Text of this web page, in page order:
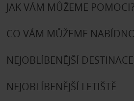
JAK VÁM MŮŽEME POMOCI?
CO VÁM MŮŽEME
NEJOBLÍBENĚJŠÍ DESTINACE
NEJOBLÍBENĚJŠÍ LETIŠTĚ